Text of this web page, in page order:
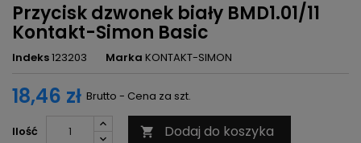
Przycisk dzwonek biały BMD1.01/11
Kontakt-Simon Basic
Indeks123203 Marka KONTAKT-SIMON
18,46 zł Brutto - Cena za szt.
Ilość  Dodaj do koszyka